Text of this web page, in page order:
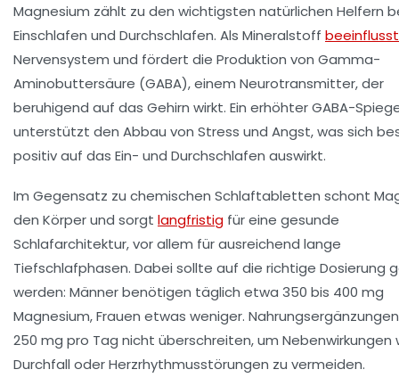
Magnesium zählt zu den wichtigsten natürlichen Helfern
Einschlafen und Durchschlafen. Als Mineralstoff beeinflusst
Nervensystem und fördert die Produktion von Gamma-
Aminobuttersäure (GABA), einem Neurotransmitter, der
beruhigend auf das Gehirn wirkt. Ein erhöhter GABA-
unterstützt den Abbau von Stress und Angst, was sich
positiv auf das Ein- und Durchschlafen auswirkt.
Im Gegensatz zu chemischen Schlaftabletten schont
den Körper und sorgt langfristig für eine gesunde
Schlafarchitektur, vor allem für ausreichend lange
Tiefschlafphasen. Dabei sollte auf die richtige Dosierung
werden: Männer benötigen täglich etwa 350 bis 400 mg
Magnesium, Frauen etwas weniger.
250 mg pro Tag nicht überschreiten, um Nebenwirkungen
Durchfall oder Herzrhythmusstörungen zu vermeiden.